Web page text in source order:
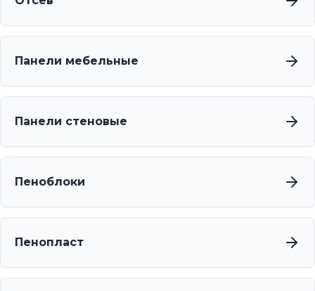
Панели мебельные
Панели стеновые
Пеноблоки
Пенопласт